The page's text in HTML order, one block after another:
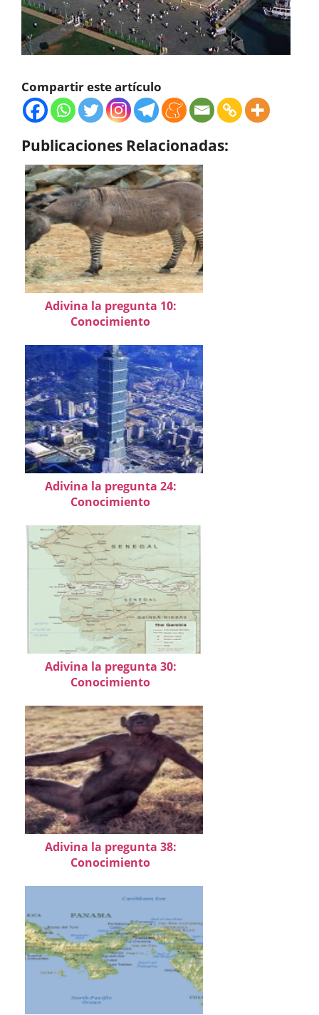
Compartir este artículo
Publicaciones Relacionadas:
Adivina la pregunta 10:
Conocimiento
Adivina la pregunta 24:
Conocimiento
Adivina la pregunta 30:
Conocimiento
Adivina la pregunta 38:
Conocimiento